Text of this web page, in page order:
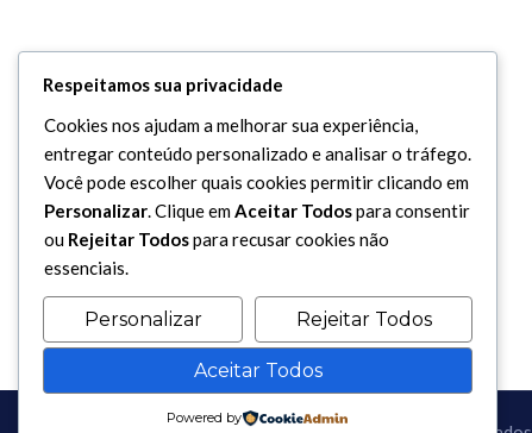
Respeitamos sua privacidade
Cookies nos ajudam a melhorar sua experiência,
entregar conteúdo personalizado e analisar o tráfego.
Você pode escolher quais cookies permitir clicando em
Personalizar. Clique emAceitar Todospara consentir
ou Rejeitar Todospara recusar cookies não
essenciais.
Personalizar Rejeitar Todos
Aceitar Todos
Powered by